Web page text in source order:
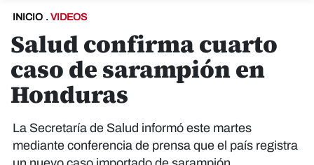
INICIO . VIDEOS
Salud confirma cuarto
caso de sarampión en
Honduras
La Secretaría de Salud informó este martes
mediante conferencia de prensa que el país registra